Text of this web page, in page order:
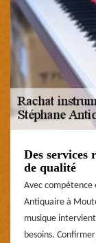
Des services
de qualité
Avec compétence
Antiquaire à
musique
besoins.